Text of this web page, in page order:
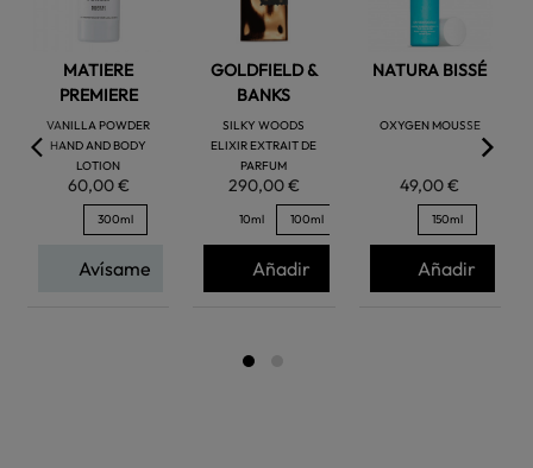
MATIERE
PREMIERE
VANILLA POWDER
HAND AND BODY
LOTION
60,00 €
300ml
Avísame
GOLDFIELD &
BANKS
SILKY WOODS
ELIXIR EXTRAIT DE
PARFUM
290,00 €
10ml 100ml
Añadir
NATURA BISSÉ
OXYGEN MOUSSE
49,00 €
150ml
Añadir